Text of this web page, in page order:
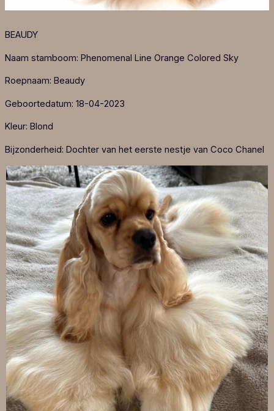
BEAUDY
Naam stamboom: Phenomenal Line Orange Colored Sky
Roepnaam: Beaudy
Geboortedatum: 18-04-2023
Kleur: Blond
Bijzonderheid: Dochter van het eerste nestje van Coco Chanel